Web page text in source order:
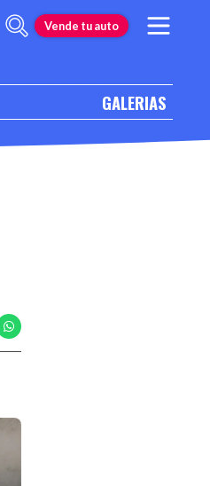
Vende tu auto
GALERIAS